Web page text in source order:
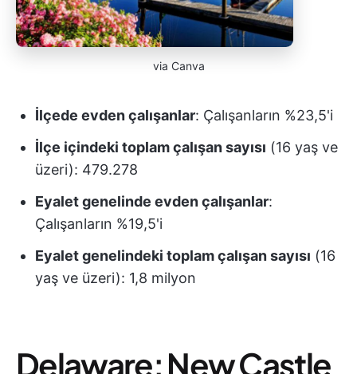
via Canva
İlçede evden çalışanlar: Çalışanların %23,5'i
İlçe içindeki toplam çalışan sayısı (16 yaş ve
üzeri): 479.278
Eyalet genelinde evden çalışanlar:
Çalışanların %19,5'i
Eyalet genelindeki toplam çalışan sayısı (16
yaş ve üzeri): 1,8 milyon
Delaware: New Castle